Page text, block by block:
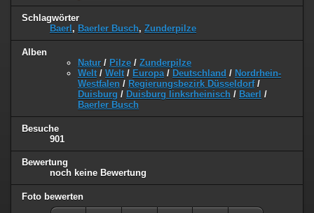
Schlagwörter
Baerl , Baerler Busch, Zunderpilze
Alben
Natur / Pilze / Zunderpilze
Welt / Welt / Europa / Deutschland / Nordrhein-
Westfalen / Regierungsbezirk Düsseldorf/
Duisburg / Duisburg linksrheinisch / Baerl /
Baerler Busch
Besuche
901
Bewertung
noch keine Bewertung
Foto bewerten